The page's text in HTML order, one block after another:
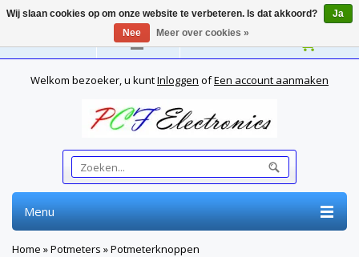
Nederlands
Welkom bezoeker, u kuntInloggen ofEen account aanmaken
Menu
Home »Potmeters »Potmeterknoppen
Wij slaan cookies op om onze website te verbeteren. Is dat akkoord?
Ja
Nee
Meer over cookies »